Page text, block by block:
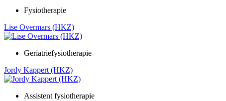
Fysiotherapie
Lise Overmars (HKZ)
Geriatriefysiotherapie
Jordy Kappert (HKZ)
Assistent fysiotherapie